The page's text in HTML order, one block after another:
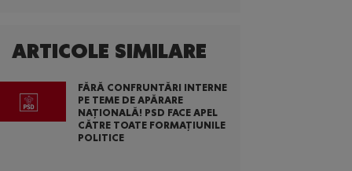
ARTICOLE SIMILARE
FĂRĂ CONFRUNTĂRI INTERNE
PE TEME DE APĂRARE
NAȚIONALĂ! PSD FACE APEL
CĂTRE TOATE FORMAȚIUNILE
POLITICE